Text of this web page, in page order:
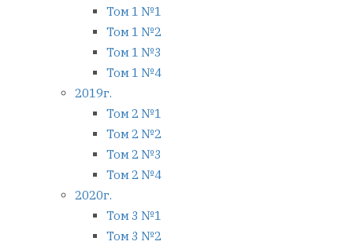
Том 1 №1
Том 1 №2
Том 1 №3
Том 1 №4
2019г.
Том 2 №1
Том 2 №2
Том 2 №3
Том 2 №4
2020г.
Том 3 №1
Том 3 №2